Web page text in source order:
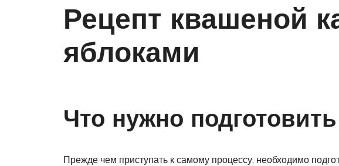
Рецепт квашеной
яблоками
Что нужно подготовить
Прежде чем приступать к самому процессу, необходимо